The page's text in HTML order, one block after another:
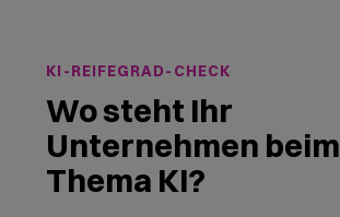
KI-REIFEGRAD-CHECK
Wo steht Ihr
Unternehmen beim
Thema KI?